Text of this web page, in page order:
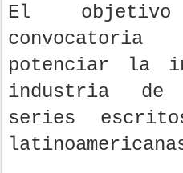
El
potenciar la
industria de
series